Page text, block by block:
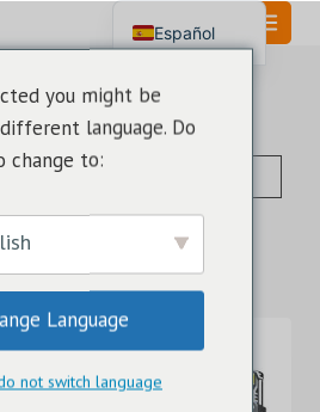
TAMAÑO DE LA BOMBILLA LED
resultadosOrdenado
los
últimos
you might be
language. Do
change to:
Language
not switch language
Español